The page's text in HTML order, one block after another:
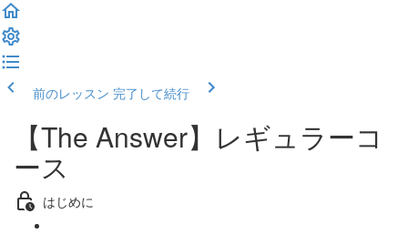
前のレッスン 完了して続行
【The Answer】レギュラーコ
ース
はじめに